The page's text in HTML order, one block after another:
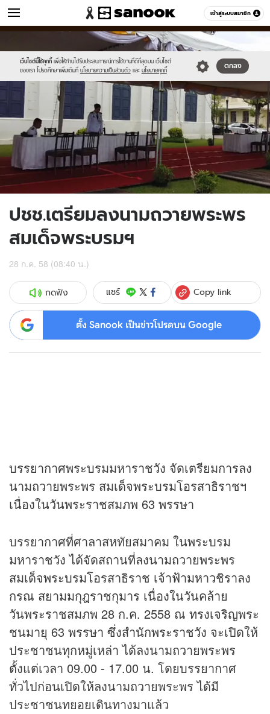
เข้าสู่ระบบสมาชิก
ข่าว หมวดอื่นๆ
เว็บไซต์นี้ใช้คุกกี้ เพื่อให้ท่านได้รับประสบการณ์การใช้งานที่ดีที่สุดบน เว็บไซต์
ของเรา โปรดศึกษาเพิ่มเติมที่ นโยบายความเป็นส่วนตัว และ นโยบายคุกกี้
ตกลง
//s.isanook.com/sr/0/images/logo-
new-
sanook.png
//s.isanook.com/ns/0/ud/367/1837638/635034-
01.jpg
ปชช.เตรียมลงนามถวายพระพร
สมเด็จพระบรมฯ
28 ก.ค. 58 (08:40 น.)
กดฟัง แชร์ Copy link
ตั้ง Sanook เป็นข่าวโปรดบน Google
บรรยากาศพระบรมมหาราชวัง จัดเตรียมการลง
นามถวายพระพร สมเด็จพระบรมโอรสาธิราชฯ
เนื่องในวันพระราชสมภพ 63 พรรษา
บรรยากาศที่ศาลาสหทัยสมาคม ในพระบรม
มหาราชวัง ได้จัดสถานที่ลงนามถวายพระพร
สมเด็จพระบรมโอรสาธิราช เจ้าฟ้ามหาวชิราลง
กรณ สยามมกุฎราชกุมาร เนื่องในวันคล้าย
วันพระราชสมภพ 28 ก.ค. 2558 ณ ทรงเจริญพระ
ชนมายุ 63 พรรษา ซึ่งสำนักพระราชวัง จะเปิดให้
ประชาชนทุกหมู่เหล่า ได้ลงนามถวายพระพร
ตั้งแต่เวลา 09.00 - 17.00 น. โดยบรรยากาศ
ทั่วไปก่อนเปิดให้ลงนามถวายพระพร ได้มี
ประชาชนทยอยเดินทางมาแล้ว